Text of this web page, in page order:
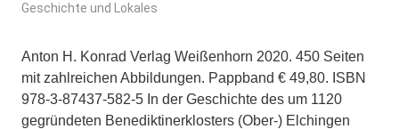
Geschichte und Lokales
Anton H. Konrad Verlag Weißenhorn 2020. 450 Seiten
mit zahlreichen Abbildungen. Pappband € 49,80. ISBN
978-3-87437-582-5 In der Geschichte des um 1120
gegründeten Benediktinerklosters (Ober-) Elchingen